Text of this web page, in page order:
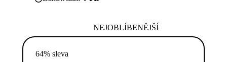
NEJOBLÍBENĚJŠÍ
64% sleva